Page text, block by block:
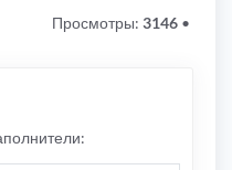
Просмотры: 3146 •